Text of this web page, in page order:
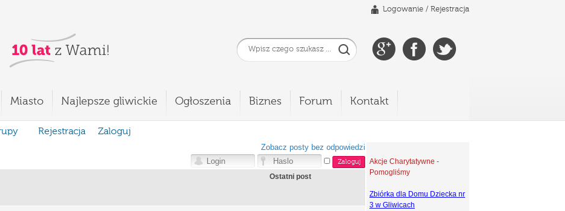
Logowanie / Rejestracja
Miasto Najlepsze gliwickie Ogłoszenia Biznes Forum Kontakt
Rejestracja Zaloguj
Zobacz posty bez odpowiedzi
Ostatni post
Akcje Charytatywne -
Pomogliśmy
Zbiórka dla Domu Dziecka nr
3 w Gliwicach